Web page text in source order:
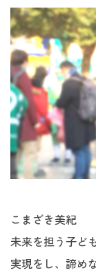
こまざき美紀
未来を担う子ど
実現をし、諦め